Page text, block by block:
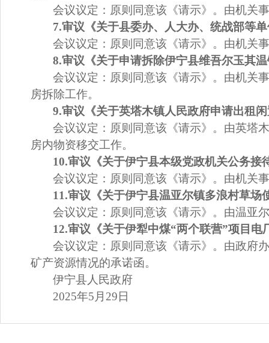
会议议定： 原则同意该 《请示》。 由机关
7.审议《关于县委办、人大办、统战部等
会议议定： 原则同意该 《请示》。 由机关
8.审议《关于申请拆除伊宁县维吾尔玉其
会议议定： 原则同意该《请示》。 由机关
房拆除工作。
9.审议《关于英塔木镇人民政府申请出租
会议议定： 原则同意该 《请示》。 由英塔
房内物资移交工作。
10.审议《关于伊宁县本级党政机关公务接
会议议定： 原则同意该 《请示》。 由机关
11.审议《关于伊宁县温亚尔镇多浪村草场
会议议定： 原则同意该 《请示》。 由温亚
12.审议《关于伊犁中煤“两个联营”项目电
会议议定： 原则同意该 《请示》。 由政府
矿产资源情况的承诺函。
伊宁县人民政府
2025年5 月 29 日